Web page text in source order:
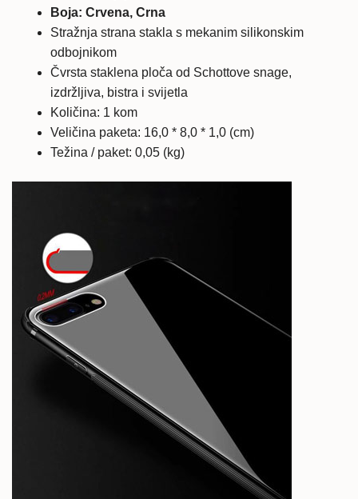
Boja: Crvena, Crna
Stražnja strana stakla s mekanim silikonskim
odbojnikom
Čvrsta staklena ploča od Schottove snage,
izdržljiva, bistra i svijetla
Količina: 1 kom
Veličina paketa: 16,0 * 8,0 * 1,0 (cm)
Težina / paket: 0,05 (kg)